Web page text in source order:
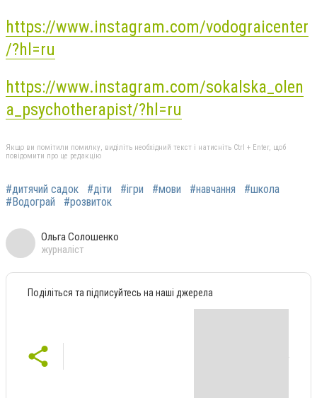
https://www.instagram.com/vodograicenter
/?hl=ru
https://www.instagram.com/sokalska_olen
a_psychotherapist/?hl=ru
Якщо ви помітили помилку, виділіть необхідний текст і натисніть Ctrl + Enter, щоб
повідомити про це редакцію
#дитячий садок #діти #ігри #мови #навчання
#школа
#Водограй
#розвиток
Ольга Солошенко
журналіст
Поділіться та підписуйтесь на наші джерела